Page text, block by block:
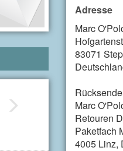
Adresse
Marc
83071
Marc
Retouren
Paketfach
4005 Linz,